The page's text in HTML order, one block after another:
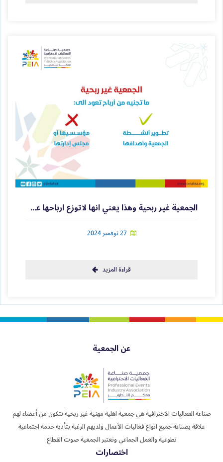
الجمعية غير ربحية وهذا يعني انها لاتوزع ارباحها على المؤسسين
27 نوفمبر 2024
قراءة المزيد
عن الجمعية
صناعة الفعاليات الاحترافية هي جمعية اهلية مهنية غير ربحية تتكون من أعضاء لهم
علاقة بصناعة جميع انواع فعاليات الأعمال ولديهم الرغبة بتأدية خدمة اجتماعية
تطوعية والعمل الجماعي وتعتبر الجمعية صوت القطاع
اختصارات